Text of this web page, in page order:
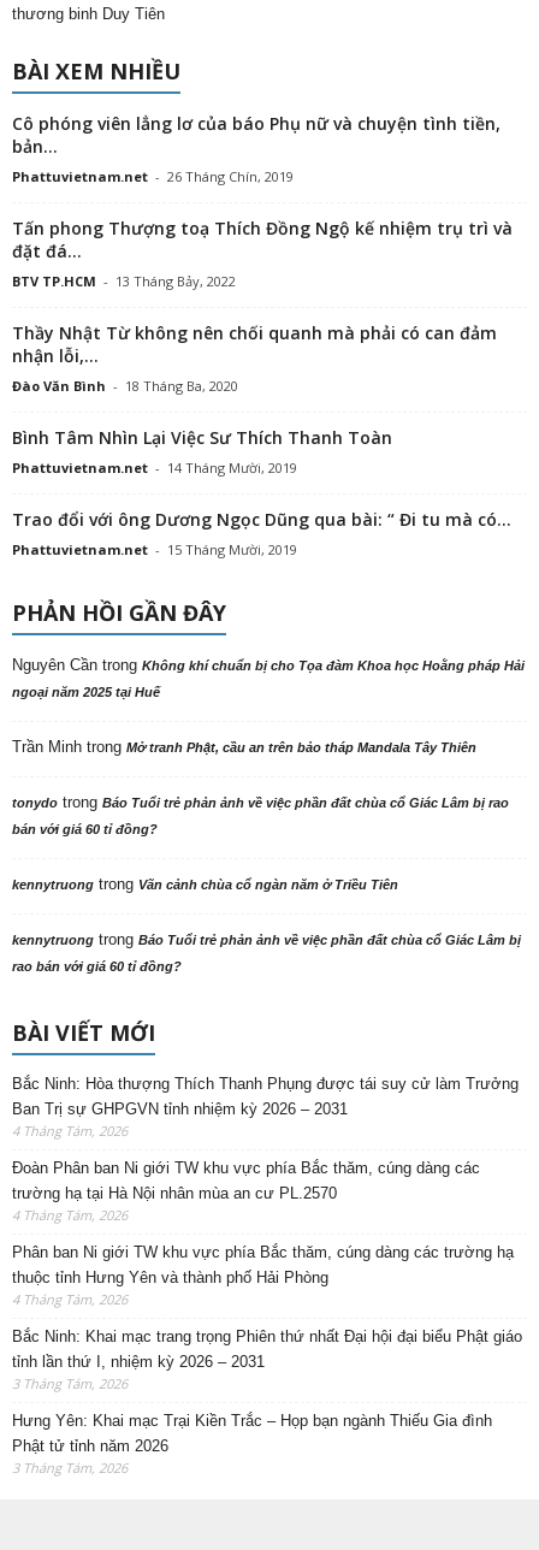
thương binh Duy Tiên
BÀI XEM NHIỀU
Cô phóng viên lẳng lơ của báo Phụ nữ và chuyện tình tiền,
bản...
Phattuvietnam.net - 26 Tháng Chín, 2019
Tấn phong Thượng toạ Thích Đồng Ngộ kế nhiệm trụ trì và
đặt đá...
BTV TP.HCM - 13 Tháng Bảy, 2022
Thầy Nhật Từ không nên chối quanh mà phải có can đảm
nhận lỗi,...
Đào Văn Bình - 18 Tháng Ba, 2020
Bình Tâm Nhìn Lại Việc Sư Thích Thanh Toàn
Phattuvietnam.net - 14 Tháng Mười, 2019
Trao đổi với ông Dương Ngọc Dũng qua bài: “ Đi tu mà có...
Phattuvietnam.net - 15 Tháng Mười, 2019
PHẢN HỒI GẦN ĐÂY
Nguyên Cần trong Không khí chuẩn bị cho Tọa đàm Khoa học Hoằng pháp Hải
ngoại năm 2025 tại Huế
Trần Minh trong Mở tranh Phật, cầu an trên bảo tháp Mandala Tây Thiên
tonydo trong Báo Tuổi trẻ phản ảnh về việc phần đất chùa cổ Giác Lâm bị rao
bán với giá 60 tỉ đồng?
kennytruong trong Vãn cảnh chùa cổ ngàn năm ở Triều Tiên
kennytruong trong Báo Tuổi trẻ phản ảnh về việc phần đất chùa cổ Giác Lâm bị
rao bán với giá 60 tỉ đồng?
BÀI VIẾT MỚI
Bắc Ninh: Hòa thượng Thích Thanh Phụng được tái suy cử làm Trưởng
Ban Trị sự GHPGVN tỉnh nhiệm kỳ 2026 – 2031
4 Tháng Tám, 2026
Đoàn Phân ban Ni giới TW khu vực phía Bắc thăm, cúng dàng các
trường hạ tại Hà Nội nhân mùa an cư PL.2570
4 Tháng Tám, 2026
Phân ban Ni giới TW khu vực phía Bắc thăm, cúng dàng các trường hạ
thuộc tỉnh Hưng Yên và thành phố Hải Phòng
4 Tháng Tám, 2026
Bắc Ninh: Khai mạc trang trọng Phiên thứ nhất Đại hội đại biểu Phật giáo
tỉnh lần thứ I, nhiệm kỳ 2026 – 2031
3 Tháng Tám, 2026
Hưng Yên: Khai mạc Trại Kiền Trắc – Họp bạn ngành Thiếu Gia đình
Phật tử tỉnh năm 2026
3 Tháng Tám, 2026